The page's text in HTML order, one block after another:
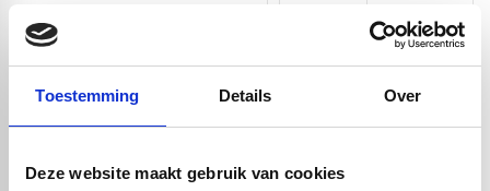
Toestemming Details Over
Deze website maakt gebruik van cookies